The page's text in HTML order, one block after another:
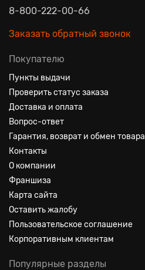
8-800-222-00-66
Заказать обратный звонок
Покупателю
Пункты выдачи
Проверить статус заказа
Доставка и оплата
Вопрос-ответ
Гарантия, возврат и обмен товара
Контакты
О компании
Франшиза
Карта сайта
Оставить жалобу
Пользовательское соглашение
Корпоративным клиентам
Популярные разделы